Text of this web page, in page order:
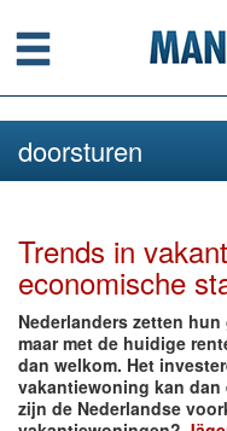
Menu
doorsturen
Trends in
economische
Nederlanders zetten
maar met de huidige
dan welkom. Het
vakantiewoning kan dan
zijn de Nederlandse